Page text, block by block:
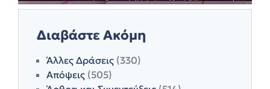
Διαβάστε Ακόμη
Άλλες Δράσεις (330)
Απόψεις (505)